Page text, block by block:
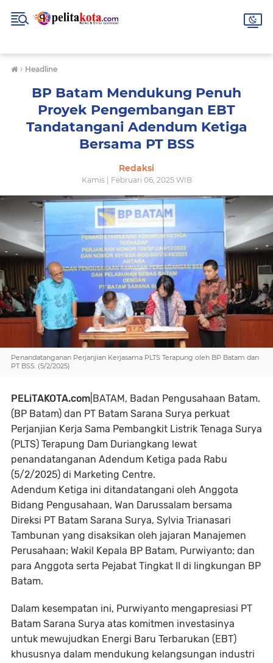
› Headline
BP Batam Mendukung Penuh
Proyek Pengembangan EBT
Tandatangani Adendum Ketiga
Bersama PT BSS
Redaksi
Kamis | Februari 06, 2025 WIB
Penandatanganan Perjanjian Kerjasama PLTS Terapung oleh BP Batam dan
PT BSS. (5/2/2025)
PELiTAKOTA.com |BATAM, Badan Pengusahaan Batam.
(BP Batam) dan PT Batam Sarana Surya perkuat
Perjanjian Kerja Sama Pembangkit Listrik Tenaga Surya
(PLTS) Terapung Dam Duriangkang lewat
penandatanganan Adendum Ketiga pada Rabu
(5/2/2025) di Marketing Centre.
Adendum Ketiga ini ditandatangani oleh Anggota
Bidang Pengusahaan, Wan Darussalam bersama
Direksi PT Batam Sarana Surya, Sylvia Trianasari
Tambunan yang disaksikan oleh jajaran Manajemen
Perusahaan; Wakil Kepala BP Batam, Purwiyanto; dan
para Anggota serta Pejabat Tingkat II di lingkungan BP
Batam.
Dalam kesempatan ini, Purwiyanto mengapresiasi PT
Batam Sarana Surya atas komitmen investasinya
untuk mewujudkan Energi Baru Terbarukan (EBT)
khususnya dalam mendukung kelangsungan industri